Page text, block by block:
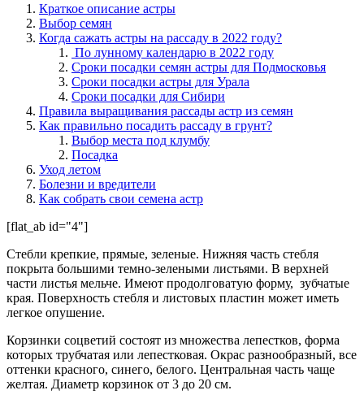
Краткое описание астры
Выбор семян
Когда сажать астры на рассаду в 2022 году?
По лунному календарю в 2022 году
Сроки посадки семян астры для Подмосковья
Сроки посадки астры для Урала
Сроки посадки для Сибири
Правила выращивания рассады астр из семян
Как правильно посадить рассаду в грунт?
Выбор места под клумбу
Посадка
Уход летом
Болезни и вредители
Как собрать свои семена астр
[flat_ab id="4"]
Стебли крепкие, прямые, зеленые. Нижняя часть стебля
покрыта большими темно-зелеными листьями. В верхней
части листья мельче. Имеют продолговатую форму, зубчатые
края. Поверхность стебля и листовых пластин может иметь
легкое опушение.
Корзинки соцветий состоят из множества лепестков, форма
которых трубчатая или лепестковая. Окрас разнообразный, все
оттенки красного, синего, белого. Центральная часть чаще
желтая. Диаметр корзинок от 3 до 20 см.